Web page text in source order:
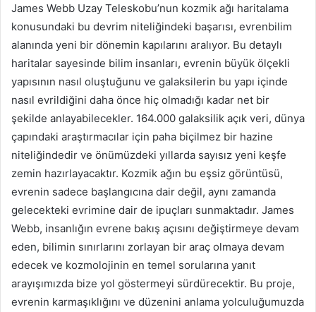
James Webb Uzay Teleskobu’nun kozmik ağı haritalama
konusundaki bu devrim niteliğindeki başarısı, evrenbilim
alanında yeni bir dönemin kapılarını aralıyor. Bu detaylı
haritalar sayesinde bilim insanları, evrenin büyük ölçekli
yapısının nasıl oluştuğunu ve galaksilerin bu yapı içinde
nasıl evrildiğini daha önce hiç olmadığı kadar net bir
şekilde anlayabilecekler. 164.000 galaksilik açık veri, dünya
çapındaki araştırmacılar için paha biçilmez bir hazine
niteliğindedir ve önümüzdeki yıllarda sayısız yeni keşfe
zemin hazırlayacaktır. Kozmik ağın bu eşsiz görüntüsü,
evrenin sadece başlangıcına dair değil, aynı zamanda
gelecekteki evrimine dair de ipuçları sunmaktadır. James
Webb, insanlığın evrene bakış açısını değiştirmeye devam
eden, bilimin sınırlarını zorlayan bir araç olmaya devam
edecek ve kozmolojinin en temel sorularına yanıt
arayışımızda bize yol göstermeyi sürdürecektir. Bu proje,
evrenin karmaşıklığını ve düzenini anlama yolculuğumuzda